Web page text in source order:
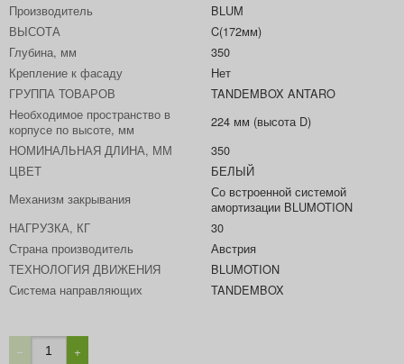
Производитель
BLUM
ВЫСОТА
C(172мм)
Глубина, мм
350
Крепление к фасаду
Нет
ГРУППА ТОВАРОВ
TANDEMBOX ANTARO
Необходимое пространство в
корпусе по высоте, мм
224 мм (высота D)
НОМИНАЛЬНАЯ ДЛИНА, ММ
350
ЦВЕТ
БЕЛЫЙ
Механизм закрывания
Со встроенной системой
амортизации BLUMOTION
НАГРУЗКА, КГ
30
Страна производитель
Австрия
ТЕХНОЛОГИЯ ДВИЖЕНИЯ
BLUMOTION
Система направляющих
TANDEMBOX
− +